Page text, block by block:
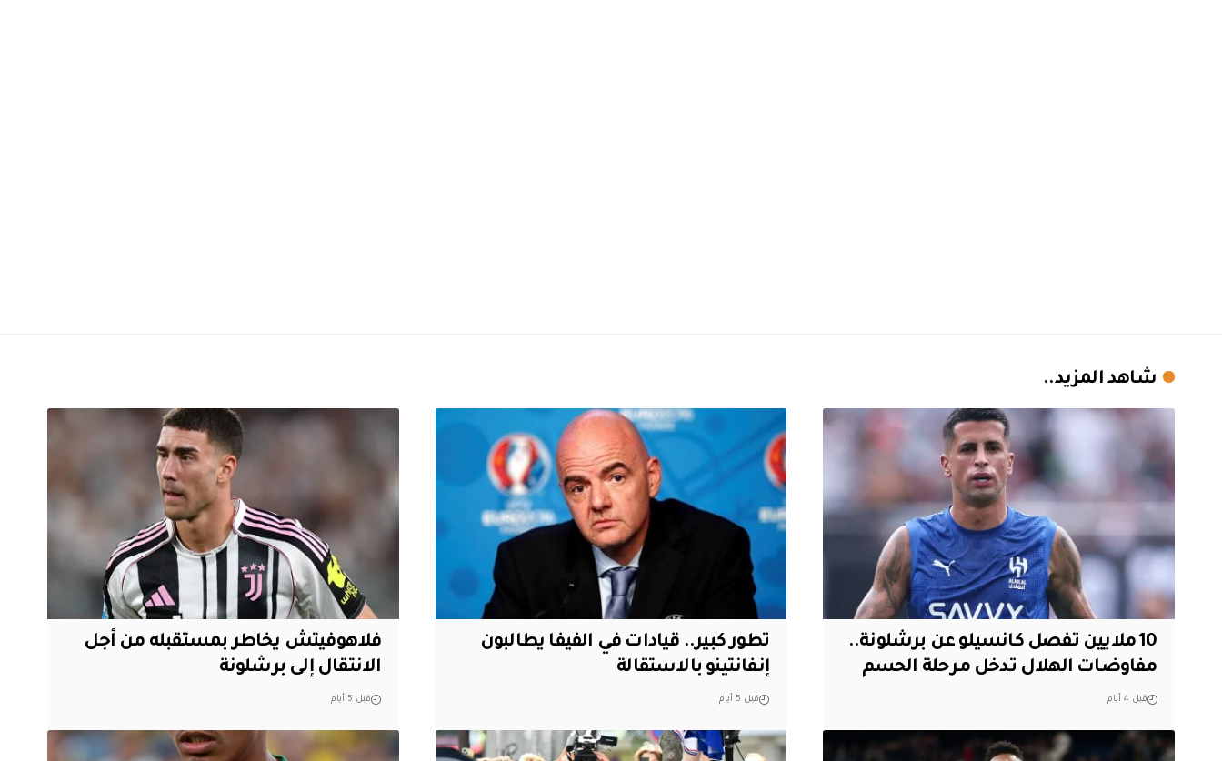
شاهد المزيد..
10 ملايين تفصل كانسيلو عن برشلونة..
مفاوضات الهلال تدخل مرحلة الحسم
قبل 4 أيام
تطور كبير.. قيادات في الفيفا يطالبون
إنفانتينو بالاستقالة
قبل 5 أيام
فلاهوفيتش يخاطر بمستقبله من أجل
الانتقال إلى برشلونة
قبل 5 أيام